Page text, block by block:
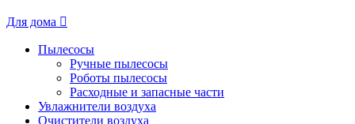
Для дома
Пылесосы
Ручные пылесосы
Роботы пылесосы
Расходные и запасные части
Увлажнители воздуха
Очистители воздуха